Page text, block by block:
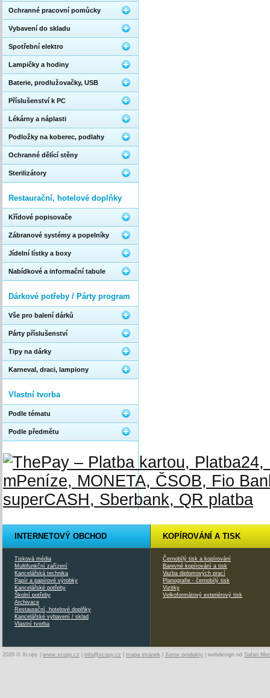
Ochranné pracovní pomůcky
Vybavení do skladu
Spotřební elektro
Lampičky a hodiny
Baterie, prodlužovačky, USB
Příslušenství k PC
Lékárny a náplasti
Podložky na koberec, podlahy
Ochranné dělící stěny
Sterilizátory
Restaurační, hotelové doplňky
Křídové popisovače
Zábranové systémy a popelníky
Jídelní lístky a boxy
Nabídkové a informační tabule
Dárkové potřeby / Párty program
Vše pro balení dárků
Párty příslušenství
Tipy na dárky
Karneval, draci, lampiony
Vlastní tvorba
Podle tématu
Podle předmětu
INTERNETOVÝ OBCHOD
Tisková média
Multifunkční zařízení
Kancelářská technika
Papír a papírové výrobky
Kancelářské potřeby
Školní potřeby
Archivace
Restaurační, hotelové doplňky
Kancelářské vybavení / sklad
Vlastní tvorba
KOPÍROVÁNÍ A TISK
Černobílý tisk a kopírování
Barevné kopírování a tisk
Vazba diplomových prací
Planografie - černobílý tisk
Vizitky
Velkoformátový exteriérový tisk
2026 © Xcopy | www.xcopy.cz info@xcopy.cz mapa stránek Xerox produkty | webdesign od Safari